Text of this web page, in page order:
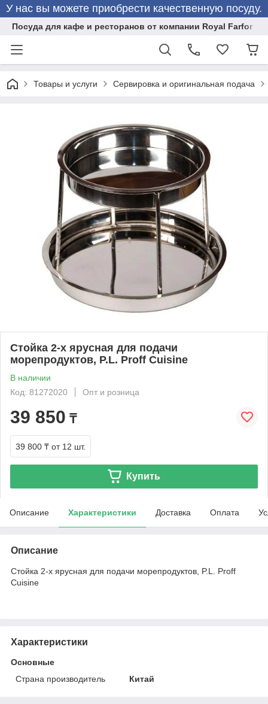
У нас вы можете приобрести качественную посуду.
Посуда для кафе и ресторанов от компании Royal Farfor
Товары и услуги Сервировка и оригинальная подача
Стойка 2-х ярусная для подачи
морепродуктов, P.L. Proff Cuisine
В наличии
Код: 81272020
Опт и розница
39 850 ₸
39 800 ₸ от 12 шт.
Купить
Описание Характеристики Доставка Оплата
Описание
Стойка 2-х ярусная для подачи морепродуктов, P.L. Proff
Cuisine
Характеристики
Основные
Страна производитель
Китай